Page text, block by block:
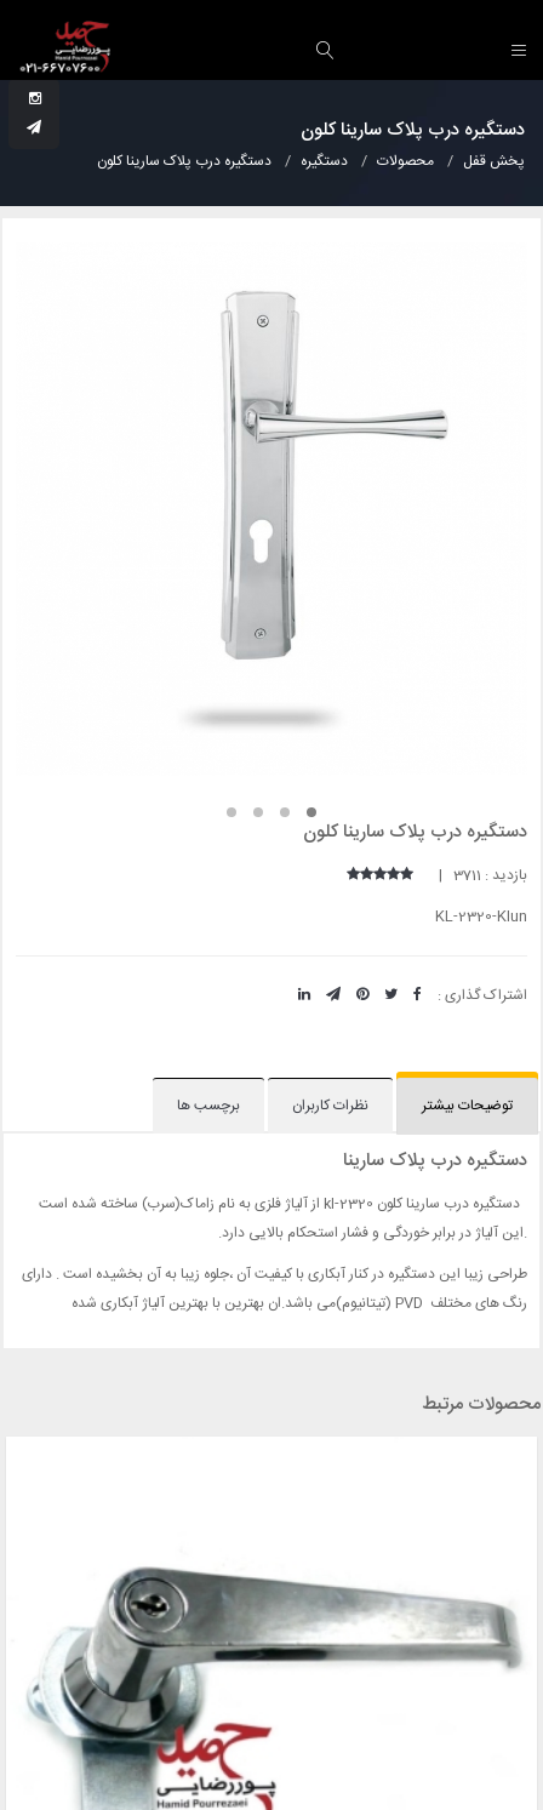
دستگیره درب پلاک سارینا کلون
پخش قفل محصولات دستگیره دستگیره درب پلاک سارینا کلون
دستگیره درب پلاک سارینا کلون
بازدید : 3711 |
KL-2320-Klun
اشتراک گذاری :
توضیحات بیشتر نظرات کاربران برچسب ها
دستگیره درب پلاک سارینا
دستگیره درب سارینا کلون kl-2320 از آلیاژ فلزی به نام زاماک(سرب) ساخته شده است
.این آلیاژ در برابر خوردگی و فشار استحکام بالایی دارد.
طراحی زیبا این دستگیره در کنار آبکاری با کیفیت آن ،جلوه زیبا به آن بخشیده است . دارای
رنگ های مختلف PVD (تیتانیوم)می باشد.ان بهترین با بهترین آلیاژ آبکاری شده
محصولات مرتبط